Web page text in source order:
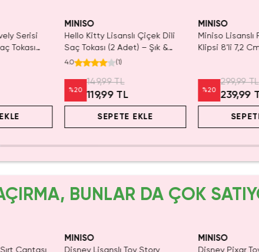
Çiçek Dili
Adet) – Şık &
EKLE
MINISO
Miniso Lisanslı Renkli Saç
Klipsi 8’li 7,2 Cm – Pratik
Şekillendirici Set
%20
299,99 TL
239,99 TL
SEPETE EKLE
MINISO
Miniso
Pens 2'li
%22
BUNLAR DA ÇOK
Disney Lisanslı Toy Story
Disney Pixar Toy Story